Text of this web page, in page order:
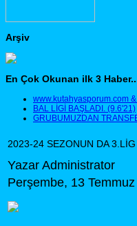
Arşiv
En Çok Okunan ilk 3
www.kutahyasporum.com
BAL LİGİ BAŞLADI. (9.6'21)
GRUBUMUZDAN
2023-24 SEZONUN DA
Yazar Administrator
Perşembe, 13